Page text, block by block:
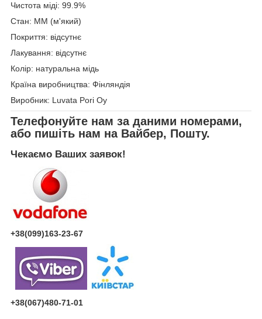
Чистота міді: 99.9%
Стан: ММ (м'який)
Покриття: відсутнє
Лакування: відсутнє
Колір: натуральна мідь
Країна виробництва: Фінляндія
Виробник: Luvata Pori Oy
Телефонуйте нам за даними номерами,
або пишіть нам на Вайбер, Пошту.
Чекаємо Ваших заявок!
+38(099)163-23-67
+38(067)480-71-01